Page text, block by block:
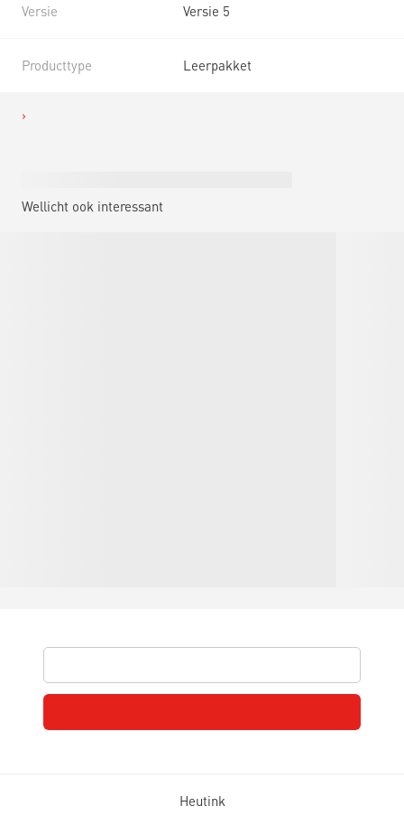
Versie Versie 5
Producttype Leerpakket
Wellicht ook interessant
Heutink